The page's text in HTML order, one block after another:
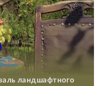
ландшафтного